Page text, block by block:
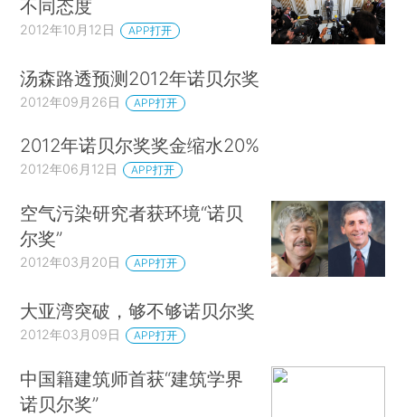
不同态度
2012年10月12日 APP打开
汤森路透预测2012年诺贝尔奖
2012年09月26日 APP打开
2012年诺贝尔奖奖金缩水20%
2012年06月12日 APP打开
空气污染研究者获环境“诺贝
尔奖”
2012年03月20日 APP打开
大亚湾突破，够不够诺贝尔奖
2012年03月09日 APP打开
中国籍建筑师首获“建筑学界
诺贝尔奖”